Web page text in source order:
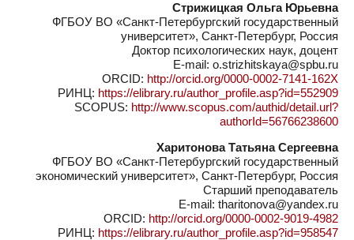
Стрижицкая Ольга Юрьевна
ФГБОУ ВО «Санкт-Петербургский государственный
университет», Санкт-Петербург, Россия
Доктор психологических наук, доцент
E-mail: o.strizhitskaya@spbu.ru
ORCID: http://orcid.org/0000-0002-7141-162X
РИНЦ: https://elibrary.ru/author_profile.asp?id=552909
SCOPUS: http://www.scopus.com/authid/detail.url?
authorId=56766238600
Харитонова Татьяна Сергеевна
ФГБОУ ВО «Санкт-Петербургский государственный
экономический университет», Санкт-Петербург, Россия
Старший преподаватель
E-mail: tharitonova@yandex.ru
ORCID: http://orcid.org/0000-0002-9019-4982
РИНЦ: https://elibrary.ru/author_profile.asp?id=958547